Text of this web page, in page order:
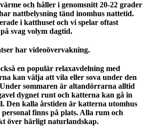
och håller i genomsnitt 20-22 grader
nattbelysning tänd inomhus nattetid.
i katthuset och vi spelar oftast
svag volym dagtid.
har videoövervakning.
en populär relaxavdelning med
kan välja att vila eller sova under den
sommaren är altandörrarna alltid
dygnet runt och katterna kan gå in
Den kalla årstiden är katterna utomhus
finns på plats. Alla rum och
över härligt naturlandskap.